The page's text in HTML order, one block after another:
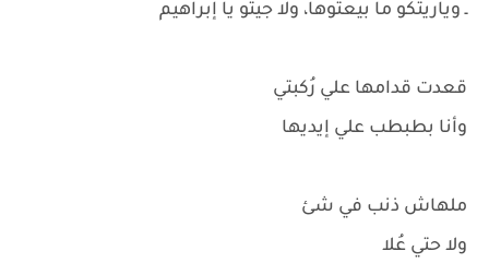
ـ وياريتكو ما بيعتوها، ولا جيتو يا إبراهيم
قعدت قدامها علي رُكبتي
وأنا بطبطب علي إيديها
ملهاش ذنب في شئ
ولا حتي عُلا